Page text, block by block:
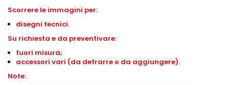
Scorrere le immagini per:
disegni tecnici.
Su richiesta e da preventivare:
fuori misura;
accessori vari (da detrarre o da aggiungere).
Note: